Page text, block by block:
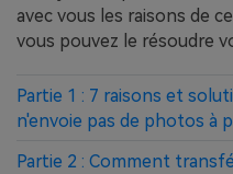
avec vous les raisons de
vous pouvez le résoudre
Partie 1 : 7 raisons et
n'envoie pas de photos à
Partie 2 : Comment